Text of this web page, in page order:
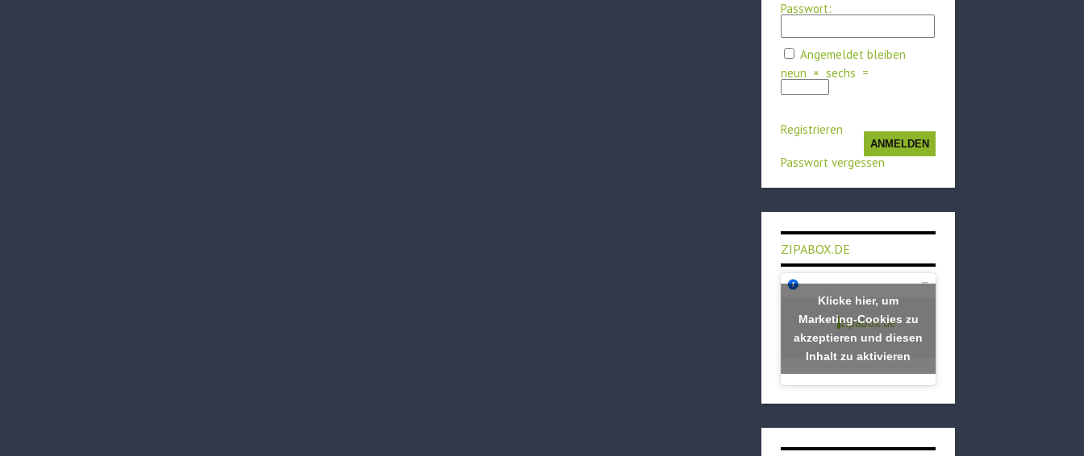
Passwort:
Angemeldet bleiben
neun × sechs =
ANMELDEN
Registrieren
Passwort vergessen
ZIPABOX.DE
zipabox.de
Klicke hier, um
Marketing-Cookies zu
akzeptieren und diesen
Inhalt zu aktivieren